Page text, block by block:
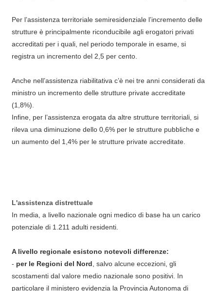
Per l’assistenza territoriale semiresidenziale l’incremento delle
strutture è principalmente riconducibile agli erogatori privati
accreditati per i quali, nel periodo temporale in esame, si
registra un incremento del 2,5 per cento.
Anche nell’assistenza riabilitativa c’è nei tre anni considerati da
ministro un incremento delle strutture private accreditate
(1,8%).
Infine, per l’assistenza erogata da altre strutture territoriali, si
rileva una diminuzione dello 0,6% per le strutture pubbliche e
un aumento del 1,4% per le strutture private accreditate.
L'assistenza distrettuale
In media, a livello nazionale ogni medico di base ha un carico
potenziale di 1.211 adulti residenti.
A livello regionale esistono notevoli differenze:
- per le Regioni del Nord , salvo alcune eccezioni, gli
scostamenti dal valore medio nazionale sono positivi. In
particolare il ministero evidenzia la Provincia Autonoma di